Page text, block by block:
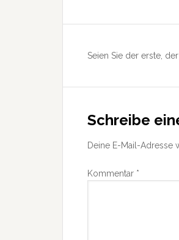
Seien Sie der erste,
Schreibe
Deine E-Mail-Adresse
Kommentar *